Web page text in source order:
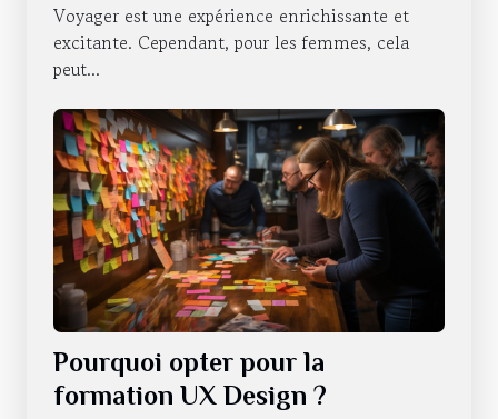
Voyager est une expérience enrichissante et
excitante. Cependant, pour les femmes, cela
peut...
Pourquoi opter pour la
formation UX Design ?